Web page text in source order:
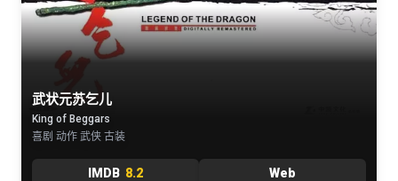
武状元苏乞儿
King of Beggars
喜剧 动作 武侠 古装
IMDB 8.2 Web